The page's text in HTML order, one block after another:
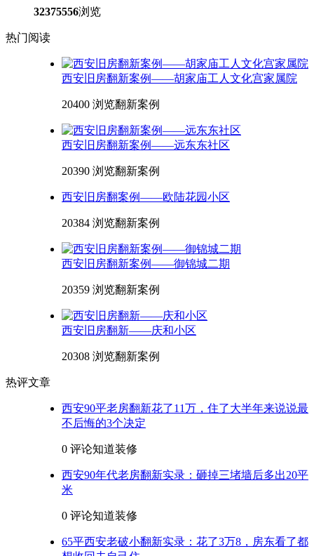
32375556浏览
热门阅读
西安旧房翻新案例——胡家庙工人文化宫家属院
20400 浏览翻新案例
西安旧房翻新案例——远东东社区
20390 浏览翻新案例
西安旧房翻案例——欧陆花园小区
20384 浏览翻新案例
西安旧房翻新案例——御锦城二期
20359 浏览翻新案例
西安旧房翻新——庆和小区
20308 浏览翻新案例
热评文章
西安90平老房翻新花了11万，住了大半年来说说最
不后悔的3个决定
0 评论知道装修
西安90年代老房翻新实录：砸掉三堵墙后多出20平
米
0 评论知道装修
65平西安老破小翻新实录：花了3万8，房东看了都